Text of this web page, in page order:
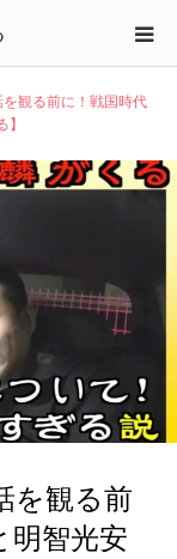
を観る前に！戦国時代
を観る前
明智光安